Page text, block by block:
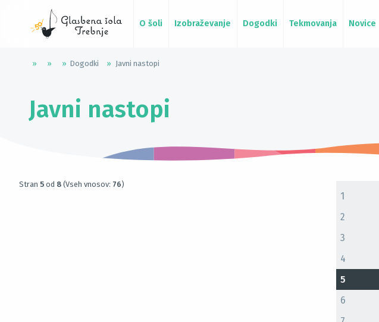
O šoli Izobraževanje Dogodki Tekmovanja Novice
» » » Dogodki » Javni nastopi
Javni nastopi
Stran 5 od 8 (Vseh vnosov: 76)
1
2
3
4
5
6